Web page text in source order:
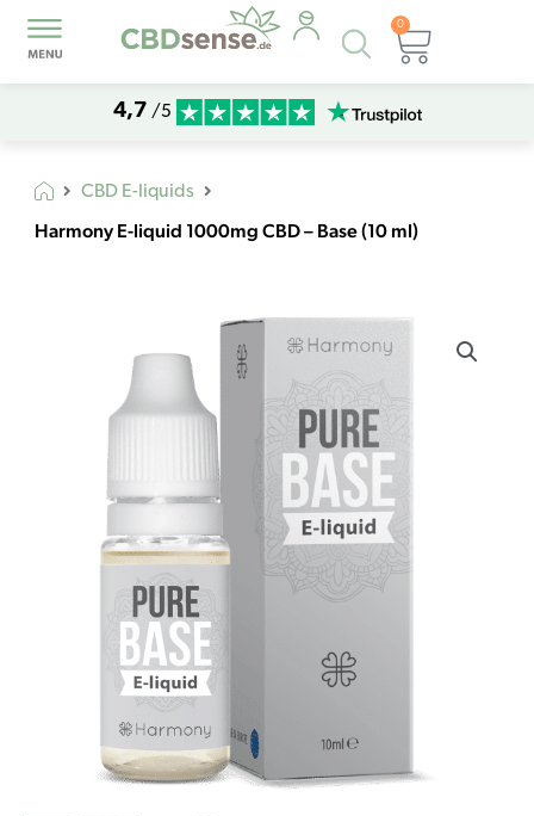
Products
search
0
4,7 /5
CBD E-liquids
Harmony E-liquid 1000mg CBD – Base (10 ml)
1000mg